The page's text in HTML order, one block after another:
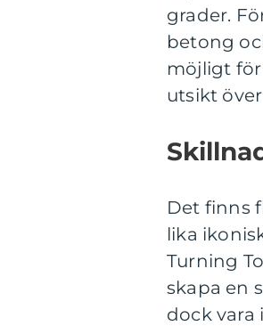
grader.
betong
möjligt
utsikt
Det finns
lika
Turning
skapa en
dock vara